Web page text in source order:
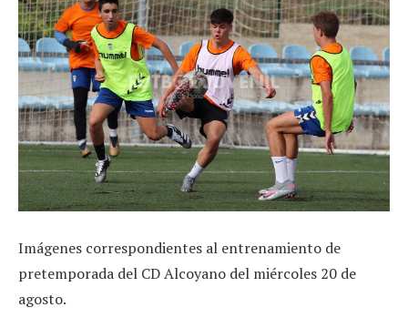
Imágenes correspondientes al entrenamiento de
pretemporada del CD Alcoyano del miércoles 20 de
agosto.